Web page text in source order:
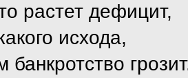
растет дефицит,
исхода,